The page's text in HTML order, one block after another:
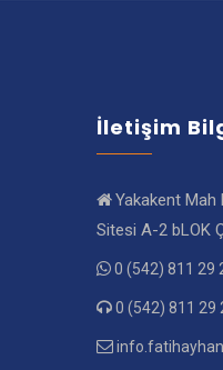
İletişim
Yakakent Mah
Sitesi A-2 bLOK
0 (542) 811 29
0 (542) 811 29